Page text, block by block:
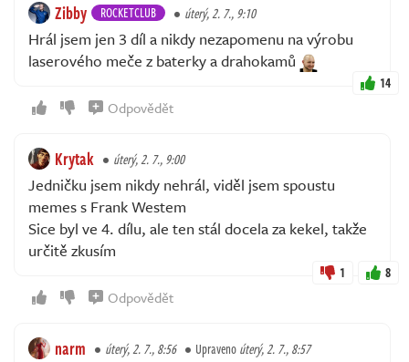
Zibby ROCKETCLUB úterý, 2. 7., 9:10
Hrál jsem jen 3 díl a nikdy nezapomenu na výrobu
laserového meče z baterky a drahokamů
14
Odpovědět
Krytak úterý, 2. 7., 9:00
Jedničku jsem nikdy nehrál, viděl jsem spoustu
memes s Frank Westem
Sice byl ve 4. dílu, ale ten stál docela za kekel, takže
určitě zkusím
1 8
Odpovědět
narm úterý, 2. 7., 8:56 Upravenoúterý, 2. 7., 8:57